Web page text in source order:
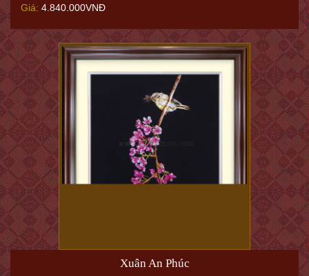
Giá: 4.840.000VNĐ
Xuân An Phúc